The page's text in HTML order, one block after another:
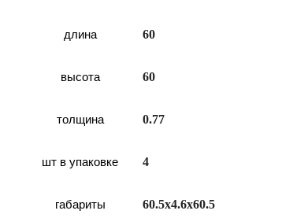
длина 60
высота 60
толщина 0.77
шт в упаковке 4
габариты 60.5х4.6х60.5